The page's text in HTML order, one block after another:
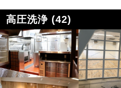
高圧洗浄 (42)